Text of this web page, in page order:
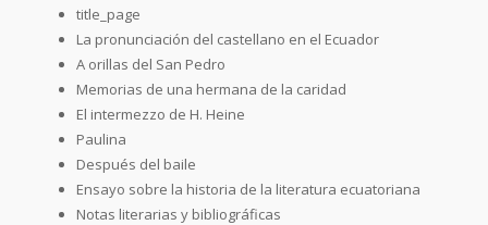
title_page
La pronunciación del castellano en el Ecuador
A orillas del San Pedro
Memorias de una hermana de la caridad
El intermezzo de H. Heine
Paulina
Después del baile
Ensayo sobre la historia de la literatura ecuatoriana
Notas literarias y bibliográficas